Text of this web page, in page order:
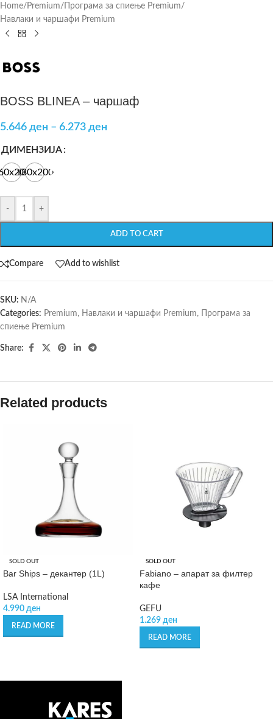
Home/ Premium/ Програма за спиење Premium/
Навлаки и чаршафи Premium
BOSS BLINEA – чаршаф
5.646 ден – 6.273 ден
ДИМЕНЗИЈА
180x200
- +
ADD TO CART
Compare Add to wishlist
SKU: N/A
Categories: Premium, Навлаки и чаршафи Premium,
Програма за
спиење Premium
Share:
Related products
SOLD OUT
Bar Ships – декантер (1L)
LSA International
4.990 ден
READ MORE
SOLD OUT
Fabiano – апарат за филтер
кафе
GEFU
1.269 ден
READ MORE